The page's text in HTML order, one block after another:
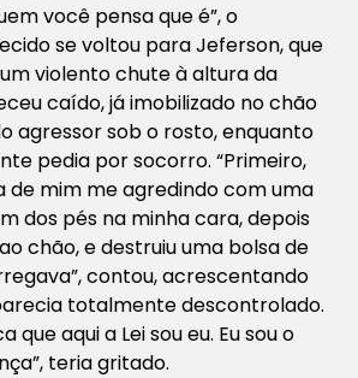
você pensa que é”, o
se voltou para Jeferson, que
violento chute à altura da
caído, já imobilizado no chão
agressor sob o rosto, enquanto
pedia por socorro. “Primeiro,
de mim me agredindo com uma
dos pés na minha cara, depois
chão, e destruiu uma bolsa de
contou, acrescentando
totalmente descontrolado.
que aqui a Lei sou eu. Eu sou o
teria gritado.